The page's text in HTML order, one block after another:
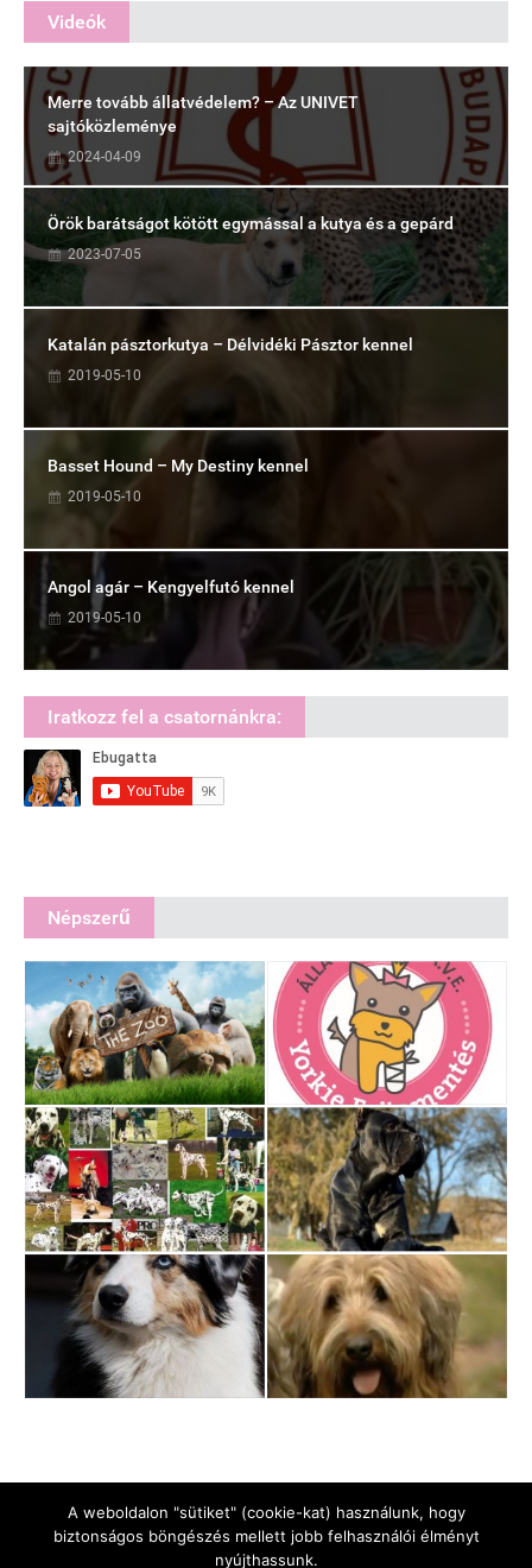
Videók
Merre tovább állatvédelem? – Az UNIVET
sajtóközleménye
2024-04-09
Örök barátságot kötött egymással a kutya és a gepárd
2023-07-05
Katalán pásztorkutya – Délvidéki Pásztor kennel
2019-05-10
Basset Hound – My Destiny kennel
2019-05-10
Angol agár – Kengyelfutó kennel
2019-05-10
Iratkozz fel a csatornánkra:
Népszerű
A weboldalon "sütiket" (cookie-kat) használunk, hogy
biztonságos böngészés mellett jobb felhasználói élményt
nyújthassunk.